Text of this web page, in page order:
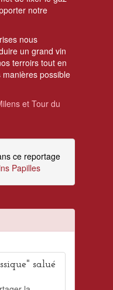
notre
nous
un grand vin
terroirs tout en
possible
et Tour du
ce reportage
Papilles
salué